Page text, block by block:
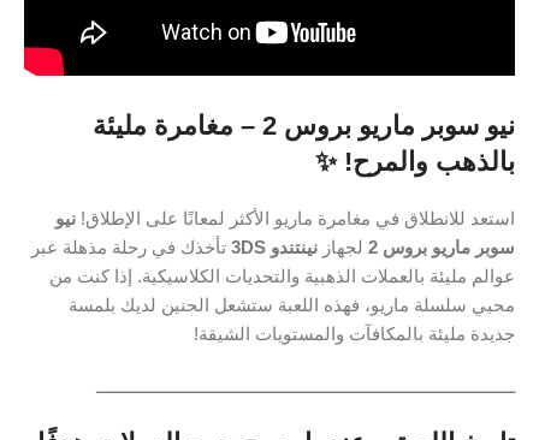
نيو سوبر ماريو بروس 2 – مغامرة مليئة
بالذهب والمرح! ✨
استعد للانطلاق في مغامرة ماريو الأكثر لمعانًا على الإطلاق! نيو
سوبر ماريو بروس 2
لجهاز نينتندو 3DS
تأخذك في رحلة مذهلة عبر
عوالم مليئة بالعملات الذهبية والتحديات الكلاسيكية. إذا كنت من
محبي سلسلة ماريو، فهذه اللعبة ستشعل الحنين لديك بلمسة
جديدة مليئة بالمكافآت والمستويات الشيقة!
ـــــــــــــــــــــــــــــــــــــــــــــــــــــــــــــــــــــــــــــــــــــــ